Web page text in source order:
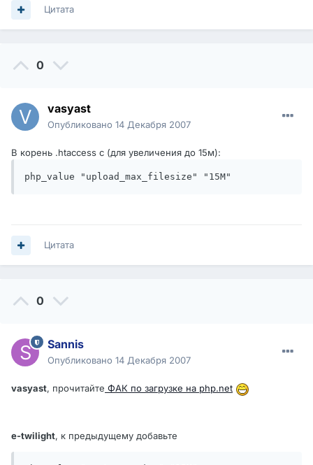
Цитата
0
vasyast
Опубликовано 14 Декабря 2007
В корень .htaccess с (для увеличения до 15м):
php_value "upload_max_filesize" "15M"
Цитата
0
Sannis
Опубликовано 14 Декабря 2007
vasyast, прочитайте ФАК по загрузке на php.net
e-twilight, к предыдущему добавьте